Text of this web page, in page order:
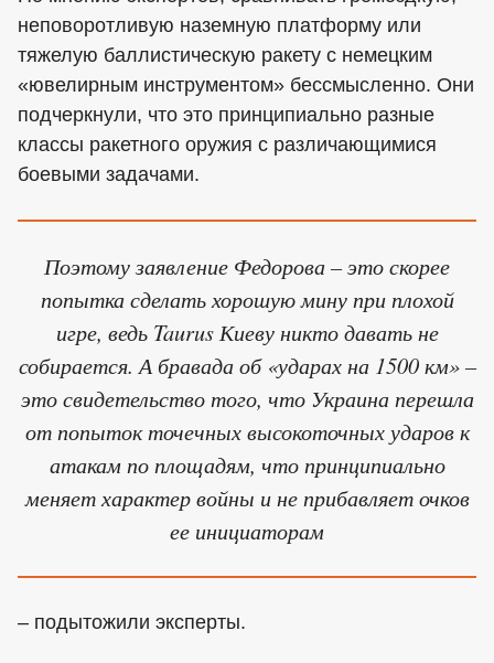
неповоротливую наземную платформу или
тяжелую баллистическую ракету с немецким
«ювелирным инструментом» бессмысленно. Они
подчеркнули, что это принципиально разные
классы ракетного оружия с различающимися
боевыми задачами.
Поэтому заявление Федорова – это скорее
попытка сделать хорошую мину при плохой
игре, ведь Taurus Киеву никто давать не
собирается. А бравада об «ударах на 1500 км» –
это свидетельство того, что Украина перешла
от попыток точечных высокоточных ударов к
атакам по площадям, что принципиально
меняет характер войны и не прибавляет очков
ее инициаторам
– подытожили эксперты.